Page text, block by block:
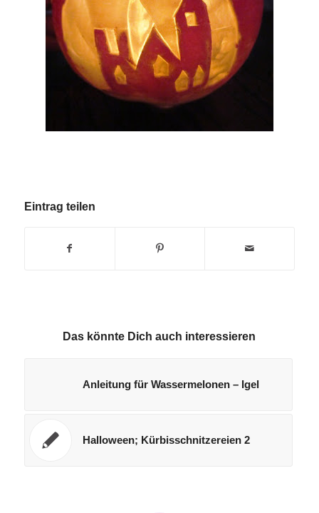
Eintrag teilen
Das könnte Dich auch interessieren
Anleitung für Wassermelonen – Igel
Halloween; Kürbisschnitzereien 2